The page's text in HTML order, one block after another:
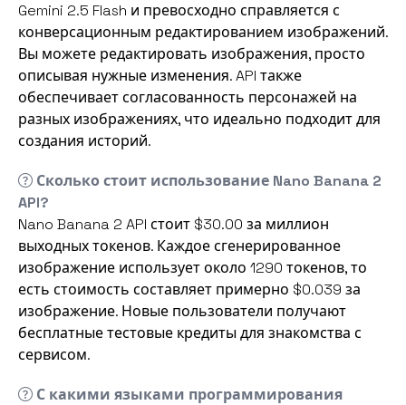
Gemini 2.5 Flash и превосходно справляется с
конверсационным редактированием изображений.
Вы можете редактировать изображения, просто
описывая нужные изменения. API также
обеспечивает согласованность персонажей на
разных изображениях, что идеально подходит для
создания историй.
Сколько стоит использование Nano Banana 2
API?
Nano Banana 2 API стоит $30.00 за миллион
выходных токенов. Каждое сгенерированное
изображение использует около 1290 токенов, то
есть стоимость составляет примерно $0.039 за
изображение. Новые пользователи получают
бесплатные тестовые кредиты для знакомства с
сервисом.
С какими языками программирования